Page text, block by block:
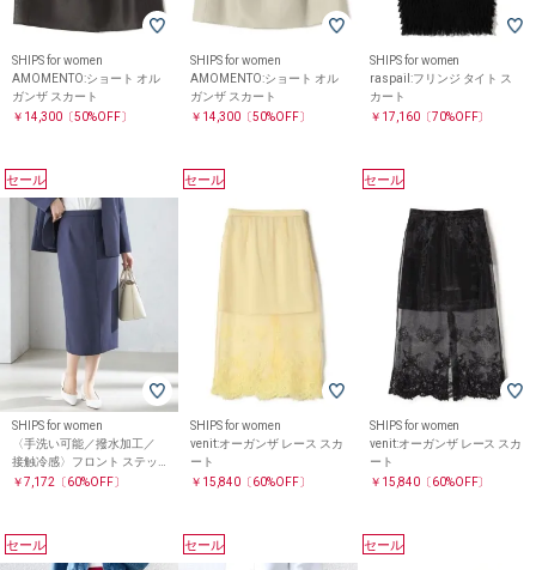
SHIPS for women
AMOMENTO:ショート オル
ガンザ スカート
￥14,300〔50%OFF〕
SHIPS for women
AMOMENTO:ショート オル
ガンザ スカート
￥14,300 〔50%OFF〕
SHIPS for women
raspail:フリンジ タイト ス
カート
￥17,160〔70%OFF〕
セール
SHIPS for women
〈手洗い可能／撥水加工／
接触冷感〉フロント ステッ
チ タイト スカート（セット
￥7,172 〔60%OFF〕
セール
SHIPS for women
venit:オーガンザ レース スカ
ート
￥15,840 〔60%OFF〕
セール
SHIPS for women
venit:オーガンザ レース スカ
ート
￥15,840〔60%OFF〕
セール セール セール